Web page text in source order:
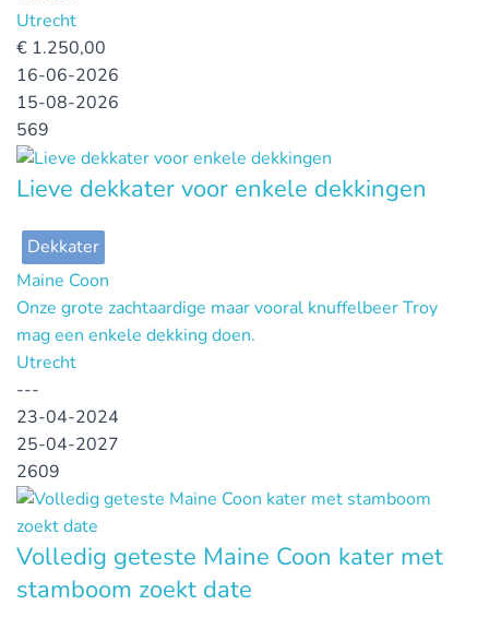
Utrecht
€ 1.250,00
16-06-2026
15-08-2026
569
Lieve dekkater voor enkele dekkingen
Dekkater
Maine Coon
Onze grote zachtaardige maar vooral knuffelbeer Troy
mag een enkele dekking doen.
Utrecht
---
23-04-2024
25-04-2027
2609
Volledig geteste Maine Coon kater met
stamboom zoekt date